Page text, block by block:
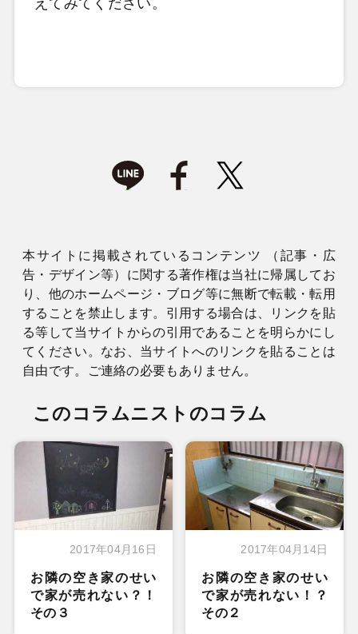
本サイトに掲載されているコンテンツ （記事・広
告・デザイン等）に関する著作権は当社に帰属してお
り、他のホームページ・ブログ等に無断で転載・転用
することを禁止します。引用する場合は、リンクを貼
る等して当サイトからの引用であることを明らかにし
てください。なお、当サイトへのリンクを貼ることは
自由です。ご連絡の必要もありません。
このコラムニストのコラム
2017年04月16日
お隣の空き家のせい
で家が売れない？！
その３
2017年04月14日
お隣の空き家のせい
で家が売れない！？
その２